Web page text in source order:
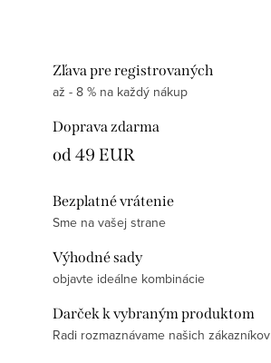
Zľava pre registrovaných
až - 8 % na každý nákup
Doprava zdarma
od 49 EUR
Bezplatné vrátenie
Sme na vašej strane
Výhodné sady
objavte ideálne kombinácie
Darček k vybraným produktom
Radi rozmaznávame našich zákazníkov